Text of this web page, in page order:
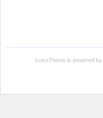
LuissThesis is powered by